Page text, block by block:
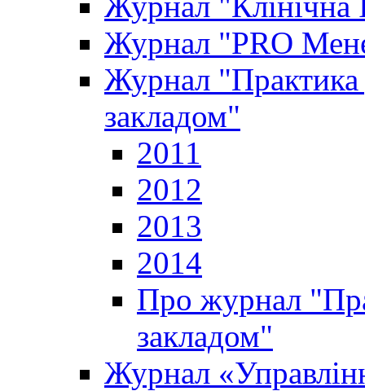
Журнал "PRO
Журнал "Практика
закладом"
2011
2012
2013
2014
Про журнал
закладом"
Журнал